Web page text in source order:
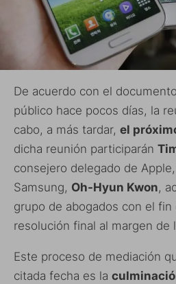
De acuerdo con el
público hace pocos días, la
cabo, a más tardar, el
dicha reunión participarán
consejero delegado de
Samsung, Oh-Hyun Kwon,
grupo de abogados con el fin
resolución final al margen de
Este proceso de mediación
citada fecha es la